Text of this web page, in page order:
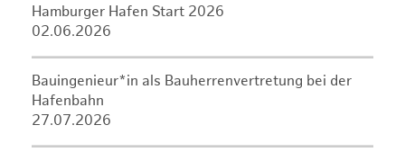
Hamburger Hafen Start 2026
02.06.2026
Bauingenieur*in als Bauherrenvertretung bei der
Hafenbahn
27.07.2026